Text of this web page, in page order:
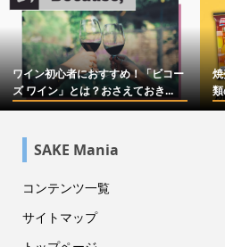
ワイン初心者におすすめ！「ビコー
ズ ワイン」とは？おさえておき...
SAKE Mania
コンテンツ一覧
サイトマップ